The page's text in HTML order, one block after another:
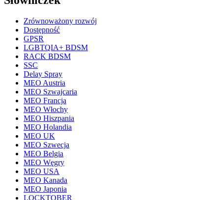
Zrównoważony rozwój
Dostępność
GPSR
LGBTQIA+ BDSM
RACK BDSM
SSC
Delay Spray
MEO Austria
MEO Szwajcaria
MEO Francja
MEO Włochy
MEO Hiszpania
MEO Holandia
MEO UK
MEO Szwecja
MEO Belgia
MEO Węgry
MEO USA
MEO Kanada
MEO Japonia
LOCKTOBER